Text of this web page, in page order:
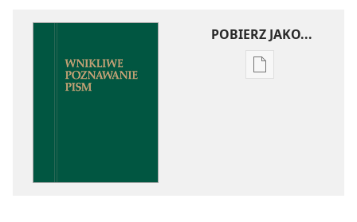
POBIERZ JAKO...
Ustawienia